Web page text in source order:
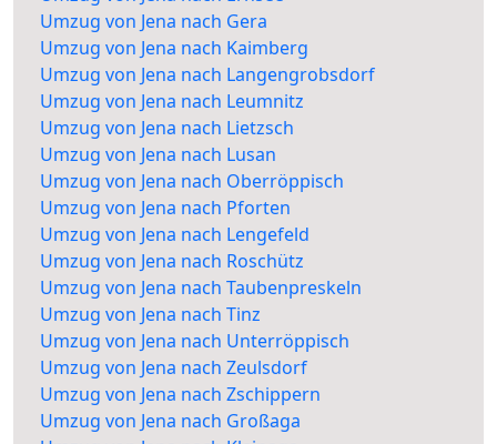
Umzug von Jena nach Gera
Umzug von Jena nach Kaimberg
Umzug von Jena nach Langengrobsdorf
Umzug von Jena nach Leumnitz
Umzug von Jena nach Lietzsch
Umzug von Jena nach Lusan
Umzug von Jena nach Oberröppisch
Umzug von Jena nach Pforten
Umzug von Jena nach Lengefeld
Umzug von Jena nach Roschütz
Umzug von Jena nach Taubenpreskeln
Umzug von Jena nach Tinz
Umzug von Jena nach Unterröppisch
Umzug von Jena nach Zeulsdorf
Umzug von Jena nach Zschippern
Umzug von Jena nach Großaga